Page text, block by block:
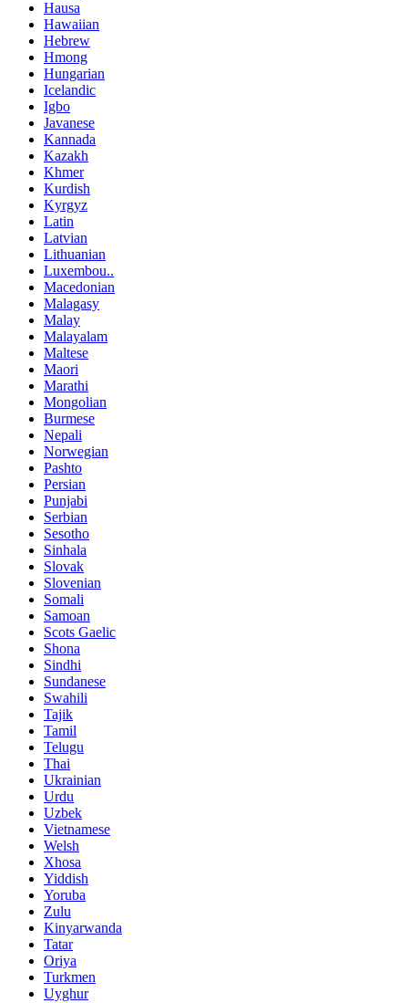
Hausa
Hawaiian
Hebrew
Hmong
Hungarian
Icelandic
Igbo
Javanese
Kannada
Kazakh
Khmer
Kurdish
Kyrgyz
Latin
Latvian
Lithuanian
Luxembou..
Macedonian
Malagasy
Malay
Malayalam
Maltese
Maori
Marathi
Mongolian
Burmese
Nepali
Norwegian
Pashto
Persian
Punjabi
Serbian
Sesotho
Sinhala
Slovak
Slovenian
Somali
Samoan
Scots Gaelic
Shona
Sindhi
Sundanese
Swahili
Tajik
Tamil
Telugu
Thai
Ukrainian
Urdu
Uzbek
Vietnamese
Welsh
Xhosa
Yiddish
Yoruba
Zulu
Kinyarwanda
Tatar
Oriya
Turkmen
Uyghur